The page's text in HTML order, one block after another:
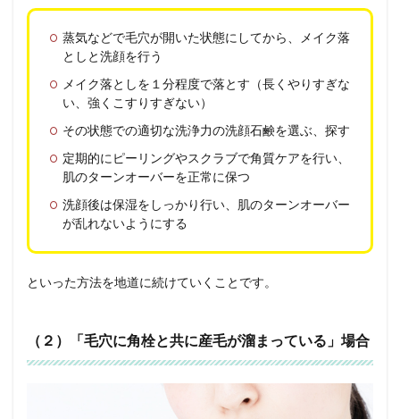
蒸気などで毛穴が開いた状態にしてから、メイク落
としと洗顔を行う
メイク落としを１分程度で落とす（長くやりすぎな
い、強くこすりすぎない）
その状態での適切な洗浄力の洗顔石鹸を選ぶ、探す
定期的にピーリングやスクラブで角質ケアを行い、
肌のターンオーバーを正常に保つ
洗顔後は保湿をしっかり行い、肌のターンオーバー
が乱れないようにする
といった方法を地道に続けていくことです。
（２）「毛穴に角栓と共に産毛が溜まっている」場合